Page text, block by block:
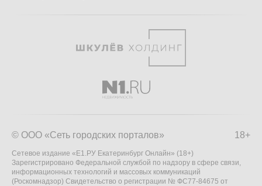
18+
© ООО «Сеть городских порталов»
Сетевое издание «Е1.РУ Екатеринбург Онлайн» (18+)
Зарегистрировано Федеральной службой по надзору в сфере связи,
информационных технологий и массовых коммуникаций
(Роскомнадзор) Свидетельство о регистрации № ФС77-84675 от